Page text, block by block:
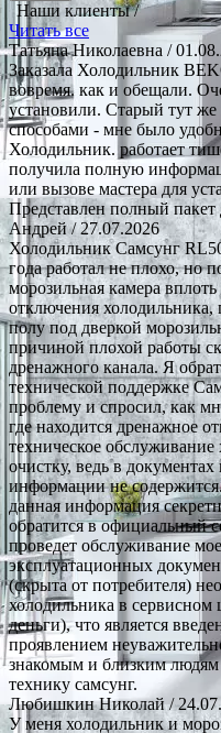
Наши клиенты /
Читать все
Татьяна Николаевна /
Заказала Холодильник
вовремя. как и обещали.
установили. Старый тут
способами - мне было
Холодильник. работает
получила полную
или вызове мастера для
Представлен полный
Андрей/ 27.07.2026
Холодильник Самсунг
года работал не плохо, но
морозильная камера
отключения холодильника,
полу под дверкой
причиной плохой работы
дренажного канала. Я
технической поддержке
проблему и спросил, как
где находится дренажное
техническое
очистку, ведь в
информации не
данная информация
обратится в официальный
проведет обслуживание
эксплуатационных
(скрыта от потребителя)
холодильника в сервисном
деньги), что является
проявлением
знакомым и близким
технику самсунг.
Любишкин Николай/
У меня холодильник и